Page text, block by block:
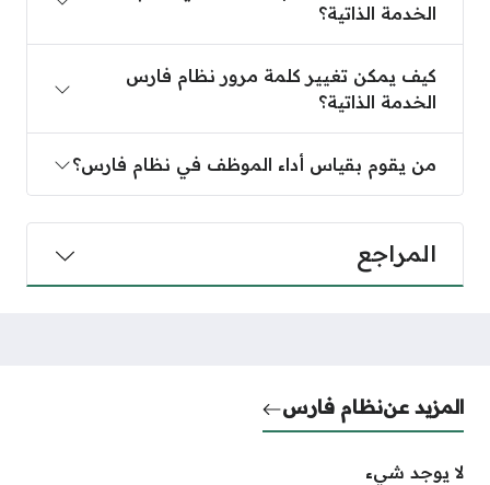
الخدمة الذاتية؟
كيف يمكن تغيير كلمة مرور نظام فارس
الخدمة الذاتية؟
من يقوم بقياس أداء الموظف في نظام فارس؟
المراجع
المزيد عننظام فارس
لا يوجد شيء